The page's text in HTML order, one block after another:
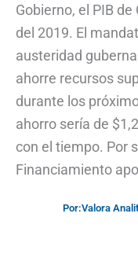
Gobierno, el PIB
del 2019. El
austeridad
ahorre recursos
durante los
ahorro sería de
con el tiempo. Por
Financiamiento
Por:Valora